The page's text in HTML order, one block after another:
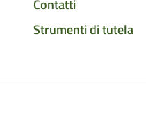
Contatti
Strumenti di tutela